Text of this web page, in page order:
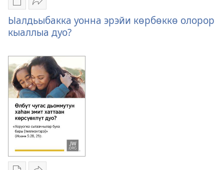
Публикациялар
электроннай
көрүҥнэрин
загрузкалара
Ыалдьыбакка
уонна
эрэйи
көрбөккө
олорор
кыаллыа
дуо?
Үллэстии
Ыалдьыбакка
уонна
эрэйи
көрбөккө
олорор
кыаллыа
дуо?
Ыалдьыбакка уонна эрэйи көрбөккө олорор
кыаллыа дуо?